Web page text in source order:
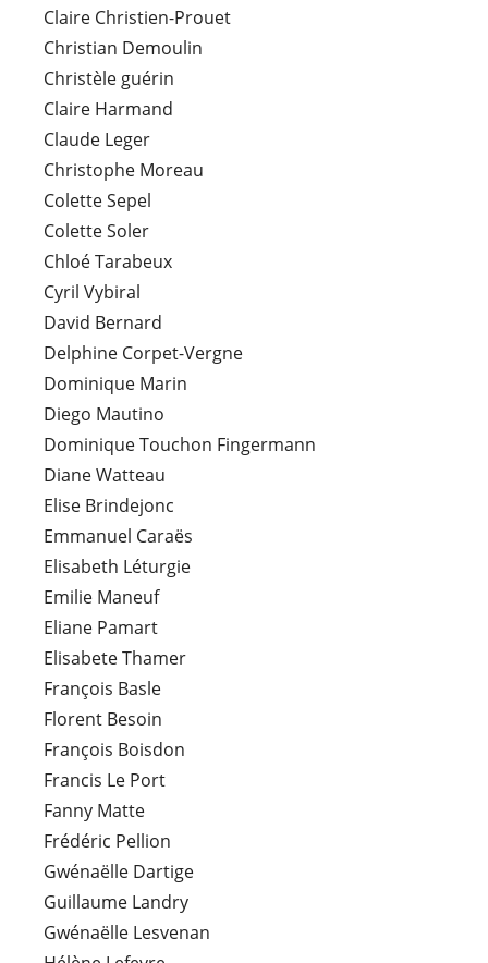
Claire Christien-Prouet
Christian Demoulin
Christèle guérin
Claire Harmand
Claude Leger
Christophe Moreau
Colette Sepel
Colette Soler
Chloé Tarabeux
Cyril Vybiral
David Bernard
Delphine Corpet-Vergne
Dominique Marin
Diego Mautino
Dominique Touchon Fingermann
Diane Watteau
Elise Brindejonc
Emmanuel Caraës
Elisabeth Léturgie
Emilie Maneuf
Eliane Pamart
Elisabete Thamer
François Basle
Florent Besoin
François Boisdon
Francis Le Port
Fanny Matte
Frédéric Pellion
Gwénaëlle Dartige
Guillaume Landry
Gwénaëlle Lesvenan